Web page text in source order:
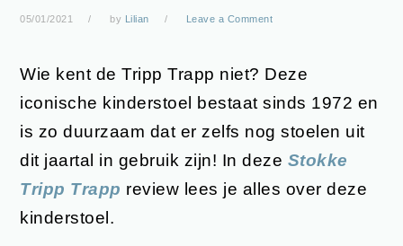
05/01/2021 by Lilian Leave a Comment
Wie kent de Tripp Trapp niet? Deze
iconische kinderstoel bestaat sinds 1972 en
is zo duurzaam dat er zelfs nog stoelen uit
dit jaartal in gebruik zijn! In deze Stokke
Tripp Trapp review lees je alles over deze
kinderstoel.